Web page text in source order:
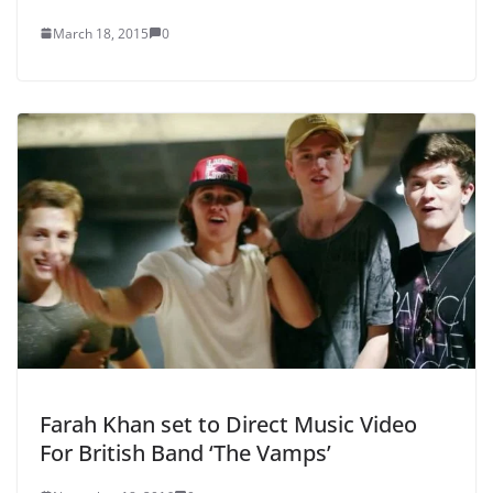
March 18, 2015 0
Farah Khan set to Direct Music Video
For British Band ‘The Vamps’